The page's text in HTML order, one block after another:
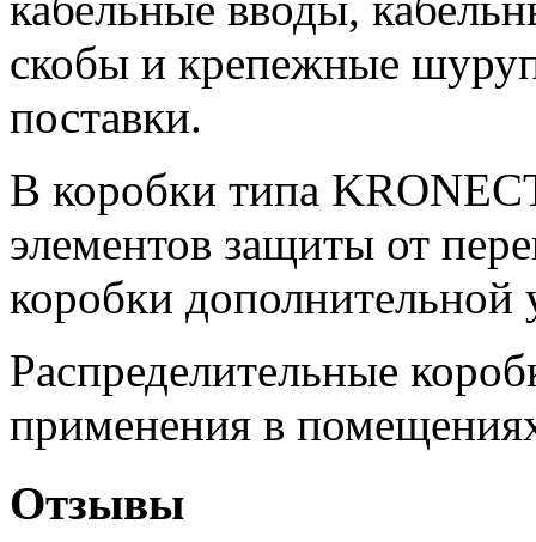
скобы и крепежные
поставки.
В коробки типа
элементов защиты от
коробки
Распределительные
применения в
Отзывы